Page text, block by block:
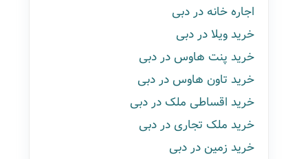
اجاره خانه در دبی
خرید ویلا در دبی
خرید پنت هاوس در دبی
خرید تاون هاوس در دبی
خرید اقساطی ملک در دبی
خرید ملک تجاری در دبی
خرید زمین در دبی